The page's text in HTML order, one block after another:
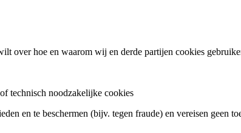
over hoe en waarom wij en derde partijen cookies
technisch noodzakelijke cookies
en te beschermen (bijv. tegen fraude) en vereisen geen